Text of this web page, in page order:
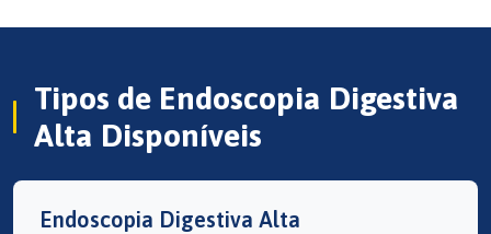
Tipos de Endoscopia Digestiva
Alta Disponíveis
Endoscopia Digestiva Alta